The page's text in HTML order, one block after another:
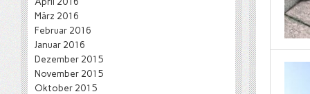
März 2016
Februar 2016
Januar 2016
Dezember 2015
November 2015
Oktober 2015